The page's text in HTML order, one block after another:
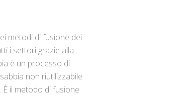
metodi di fusione dei
i settori grazie alla
è un processo di
non riutilizzabile
il metodo di fusione